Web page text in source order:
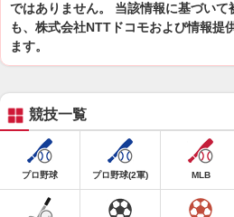
ではありません。 当該情報に基づい
も、株式会社NTTドコモおよび情報提
ます。
競技一覧
プロ野球 プロ野球(2軍) MLB